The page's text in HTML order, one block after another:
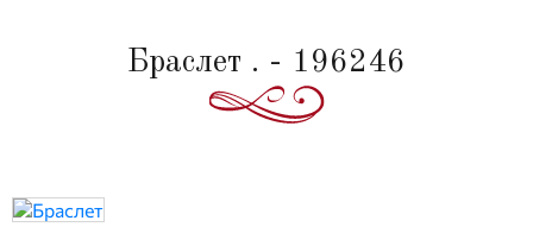
Браслет . - 196246